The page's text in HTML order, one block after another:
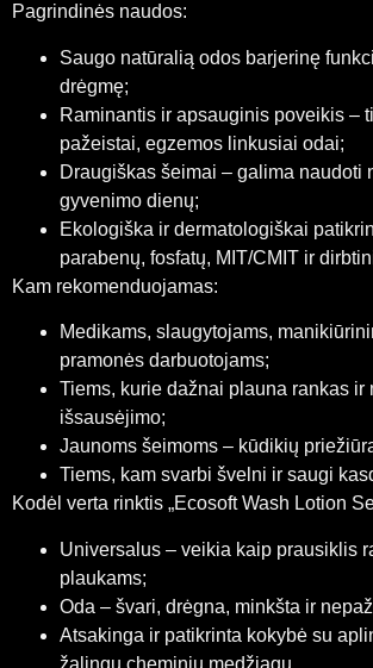
Pagrindinės naudos:
Saugo natūralią odos barjerinę
drėgmę;
Raminantis ir apsauginis poveikis –
pažeistai, egzemos linkusiai odai;
Draugiškas šeimai – galima naudoti
gyvenimo dienų;
Ekologiška ir dermatologiškai
parabenų, fosfatų, MIT/CMIT ir
Kam rekomenduojamas:
Medikams, slaugytojams,
pramonės darbuotojams;
Tiems, kurie dažnai plauna rankas ir
išsausėjimo;
Jaunoms šeimoms – kūdikių
Tiems, kam svarbi švelni ir saugi
Kodėl verta rinktis „Ecosoft Wash Lotion
Universalus – veikia kaip prausiklis
plaukams;
Oda – švari, drėgna, minkšta ir
Atsakinga ir patikrinta kokybė su
žalingų cheminių medžiagų.